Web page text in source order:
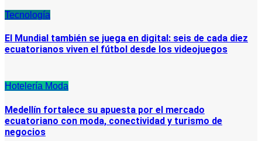
Tecnología
El Mundial también se juega en digital: seis de cada diez
ecuatorianos viven el fútbol desde los videojuegos
Hotelería Moda
Medellín fortalece su apuesta por el mercado
ecuatoriano con moda, conectividad y turismo de
negocios